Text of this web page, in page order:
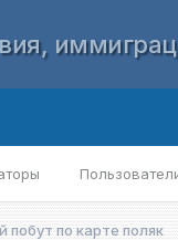
побут по карте поляк